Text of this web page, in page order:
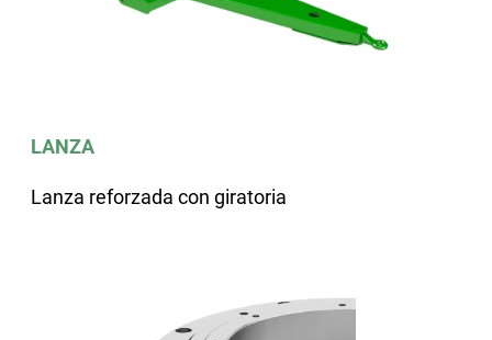
LANZA
Lanza reforzada con giratoria